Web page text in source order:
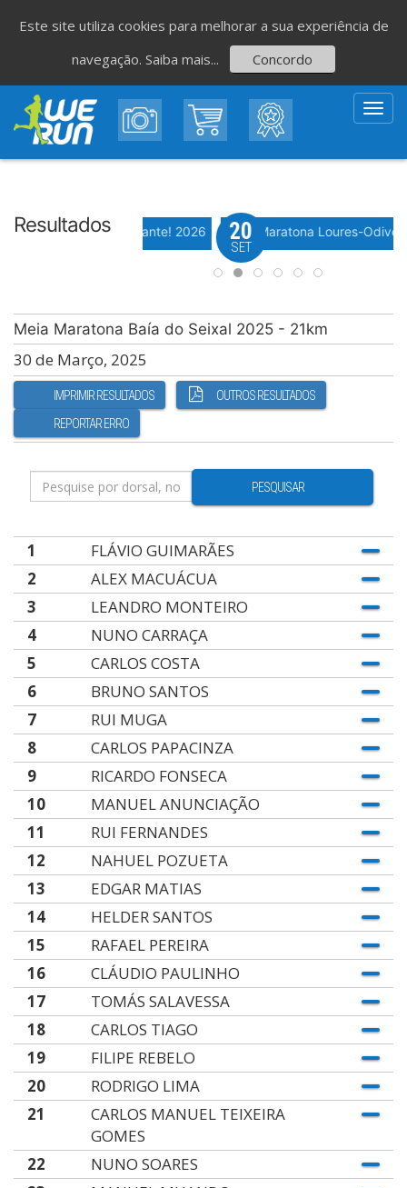
Resultados Evento WeTiming
Corrida da Festa do Avante! 2026 Meia Maratona Loures-
20
SET
Meia Maratona Baía do Seixal 2025 - 21km
30 de Março, 2025
IMPRIMIR RESULTADOS
OUTROS RESULTADOS
REPORTAR ERRO
PESQUISAR
1
FLÁVIO GUIMARÃES
2
ALEX MACUÁCUA
3
LEANDRO MONTEIRO
4
NUNO CARRAÇA
5
CARLOS COSTA
6
BRUNO SANTOS
7
RUI MUGA
8
CARLOS PAPACINZA
9
RICARDO FONSECA
10
MANUEL ANUNCIAÇÃO
11
RUI FERNANDES
12
NAHUEL POZUETA
13
EDGAR MATIAS
14
HELDER SANTOS
15
RAFAEL PEREIRA
16
CLÁUDIO PAULINHO
17
TOMÁS SALAVESSA
18
CARLOS TIAGO
19
FILIPE REBELO
20
RODRIGO LIMA
21
CARLOS MANUEL TEIXEIRA
GOMES
22
NUNO SOARES
Este site utiliza cookies para melhorar a sua experiência de
navegação. Saiba mais... Concordo